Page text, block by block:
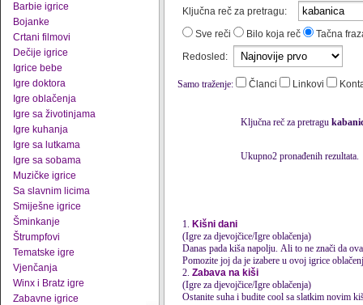
Barbie igrice
Bojanke
Crtani filmovi
Dečije igrice
Igrice bebe
Igre doktora
Igre oblačenja
Igre sa životinjama
Igre kuhanja
Igre sa lutkama
Igre sa sobama
Muzičke igrice
Sa slavnim licima
Smiješne igrice
Šminkanje
Štrumpfovi
Tematske igre
Vjenčanja
Winx i Bratz igre
Zabavne igrice
Ključna reč za pretragu:
Sve reči
Bilo koja reč
Tačna
Redosled:
Samo traženje: Članci Linkovi
Ključna reč za pretragu
Ukupno2 pronađenih rezultata.
1. Kišni dani
(Igre za djevojčice/Igre oblačenja)
Danas pada kiša napolju. Ali to ne znači da
Pomozite joj da je izabere u ovoj igrice
2. Zabava na kiši
(Igre za djevojčice/Igre oblačenja)
Ostanite suha i budite cool sa slatkim novim